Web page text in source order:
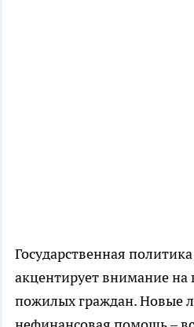
Государственная
акцентирует внимание
пожилых граждан. Новые